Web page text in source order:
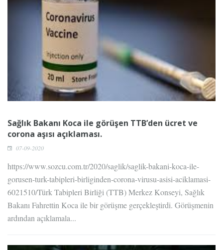
Sağlık Bakanı Koca ile görüşen TTB’den ücret ve
corona aşısı açıklaması.
07-09-2020
https://www.sozcu.com.tr/2020/saglik/saglik-bakani-koca-ile-
gorusen-turk-tabipleri-birliginden-corona-virusu-asisi-aciklamasi-
6021510/Türk Tabipleri Birliği (TTB) Merkez Konseyi, Sağlık
Bakanı Fahrettin Koca ile bir görüşme gerçekleştirdi. Görüşmenin
ardından açıklamala...